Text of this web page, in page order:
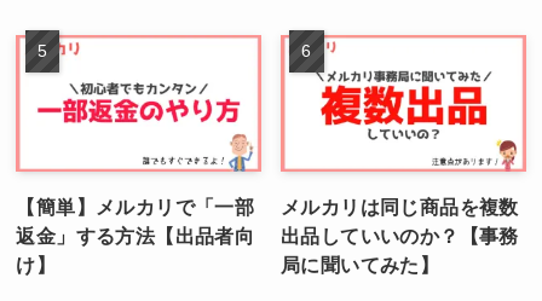
【簡単】メルカリで「一部
返金」する方法【出品者向
け】
メルカリは同じ商品を複数
出品していいのか？【事務
局に聞いてみた】